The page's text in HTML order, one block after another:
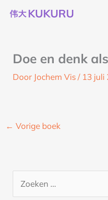
naar
Doe en denk
Door Jochem Vis/ 13 juli
← Vorige boek